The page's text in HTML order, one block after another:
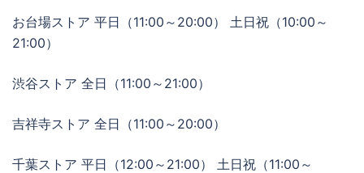
お台場ストア 平日（11:00～20:00） 土日祝（10:00～
21:00）
渋谷ストア 全日（11:00～21:00）
吉祥寺ストア 全日（11:00～20:00）
千葉ストア 平日（12:00～21:00） 土日祝（11:00～